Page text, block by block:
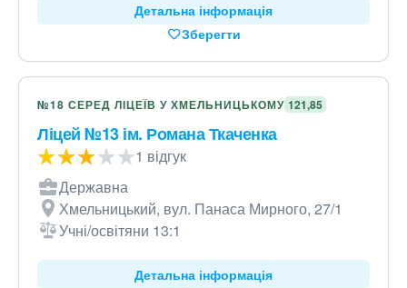
Детальна інформація
Зберегти
№18 СЕРЕД ЛІЦЕЇВ У ХМЕЛЬНИЦЬКОМУ 121,85
Ліцей №13 ім. Романа Ткаченка
1 відгук
Державна
Хмельницький, вул. Панаса Мирного, 27/1
Учні/освітяни 13:1
Детальна інформація